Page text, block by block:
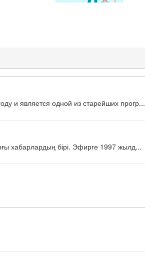
и является одной из старейших прогр...
хабарлардың бірі. Эфирге 1997 жылд...